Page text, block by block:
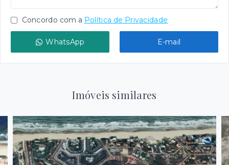
Concordo com a Política de Privacidade
WhatsApp E-mail
Imóveis similares